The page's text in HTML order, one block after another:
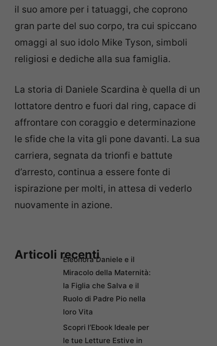
il suo amore per i tatuaggi, che coprono
gran parte del suo corpo, tra cui spiccano
omaggi al suo idolo Mike Tyson, simboli
religiosi e dediche alla sua famiglia.
La storia di Daniele Scardina è quella di un
lottatore dentro e fuori dal ring, capace di
affrontare con coraggio e determinazione
le sfide che la vita gli pone davanti. La sua
carriera, segnata da trionfi e battute
d’arresto, continua a essere fonte di
ispirazione per molti, in attesa di vederlo
nuovamente in azione.
Articoli recentiEleonora Daniele e il
Miracolo della Maternità:
la Figlia che Salva e il
Ruolo di Padre Pio nella
loro Vita
Scopri l’Ebook Ideale per
le tue Letture Estive in